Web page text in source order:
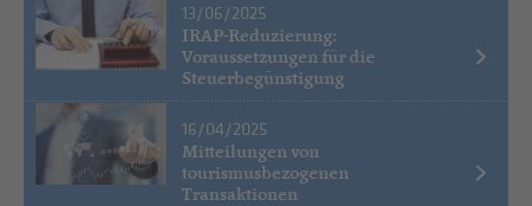
13/06/2025
IRAP-Reduzierung:
Voraussetzungen für die
Steuerbegünstigung
16/04/2025
Mitteilungen von
tourismusbezogenen
Transaktionen